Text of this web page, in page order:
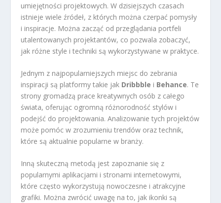
umiejętności projektowych. W dzisiejszych czasach
istnieje wiele źródeł, z których można czerpać pomysły
i inspiracje. Można zacząć od przeglądania portfeli
utalentowanych projektantów, co pozwala zobaczyć,
jak różne style i techniki są wykorzystywane w praktyce.
Jednym z najpopularniejszych miejsc do zebrania
inspiracji są platformy takie jak Dribbble i Behance. Te
strony gromadzą prace kreatywnych osób z całego
świata, oferując ogromną różnorodność stylów i
podejść do projektowania. Analizowanie tych projektów
może pomóc w zrozumieniu trendów oraz technik,
które są aktualnie popularne w branży.
Inną skuteczną metodą jest zapoznanie się z
popularnymi aplikacjami i stronami internetowymi,
które często wykorzystują nowoczesne i atrakcyjne
grafiki. Można zwrócić uwagę na to, jak ikonki są